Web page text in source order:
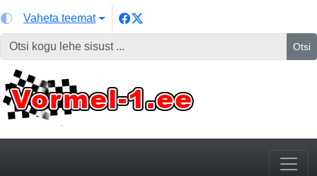
Vaheta teemat
Otsi